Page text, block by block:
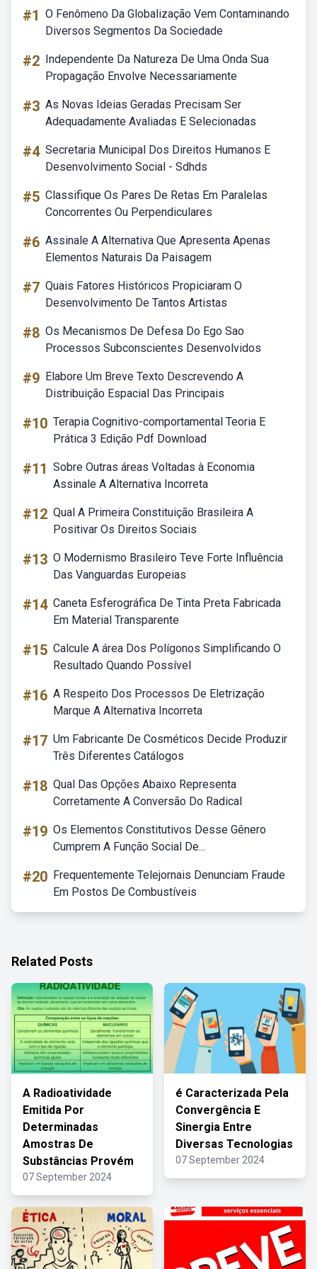
#1 O Fenômeno Da Globalização Vem Contaminando
Diversos Segmentos Da Sociedade
#2 Independente Da Natureza De Uma Onda Sua
Propagação Envolve Necessariamente
#3 As Novas Ideias Geradas Precisam Ser
Adequadamente Avaliadas E Selecionadas
#4 Secretaria Municipal Dos Direitos Humanos E
Desenvolvimento Social - Sdhds
#5 Classifique Os Pares De Retas Em Paralelas
Concorrentes Ou Perpendiculares
#6 Assinale A Alternativa Que Apresenta Apenas
Elementos Naturais Da Paisagem
#7 Quais Fatores Históricos Propiciaram O
Desenvolvimento De Tantos Artistas
#8 Os Mecanismos De Defesa Do Ego Sao
Processos Subconscientes Desenvolvidos
#9 Elabore Um Breve Texto Descrevendo A
Distribuição Espacial Das Principais
#10 Terapia Cognitivo-comportamental Teoria E
Prática 3 Edição Pdf Download
#11 Sobre Outras áreas Voltadas à Economia
Assinale A Alternativa Incorreta
#12 Qual A Primeira Constituição Brasileira A
Positivar Os Direitos Sociais
#13 O Modernismo Brasileiro Teve Forte Influência
Das Vanguardas Europeias
#14 Caneta Esferográfica De Tinta Preta Fabricada
Em Material Transparente
#15 Calcule A área Dos Polígonos Simplificando O
Resultado Quando Possível
#16 A Respeito Dos Processos De Eletrização
Marque A Alternativa Incorreta
#17 Um Fabricante De Cosméticos Decide Produzir
Três Diferentes Catálogos
#18 Qual Das Opções Abaixo Representa
Corretamente A Conversão Do Radical
#19 Os Elementos Constitutivos Desse Gênero
Cumprem A Função Social De...
#20 Frequentemente Telejornais Denunciam Fraude
Em Postos De Combustíveis
Related Posts
A Radioatividade
Emitida Por
Determinadas
Amostras De
Substâncias Provém
07 September 2024
é Caracterizada Pela
Convergência E
Sinergia Entre
Diversas Tecnologias
07 September 2024